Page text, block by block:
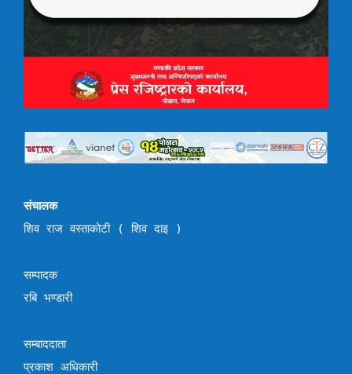
संचालक
शिव राज वस्ताकोटी ( शिव दाइ )
सम्पादक
रबि भण्डारी
सम्बाददाता
प्रकाश अधिकारी